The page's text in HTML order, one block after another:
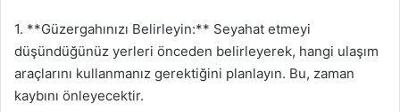
1. **Güzergahınızı Belirleyin:** Seyahat etmeyi
düşündüğünüz yerleri önceden belirleyerek, hangi ulaşım
araçlarını kullanmanız gerektiğini planlayın. Bu, zaman
kaybını önleyecektir.